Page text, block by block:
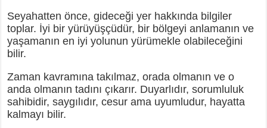
Seyahatten önce, gideceği yer hakkında bilgiler
toplar. İyi bir yürüyüşçüdür, bir bölgeyi anlamanın ve
yaşamanın en iyi yolunun yürümekle olabileceğini
bilir.
Zaman kavramına takılmaz, orada olmanın ve o
anda olmanın tadını çıkarır. Duyarlıdır, sorumluluk
sahibidir, saygılıdır, cesur ama uyumludur, hayatta
kalmayı bilir.